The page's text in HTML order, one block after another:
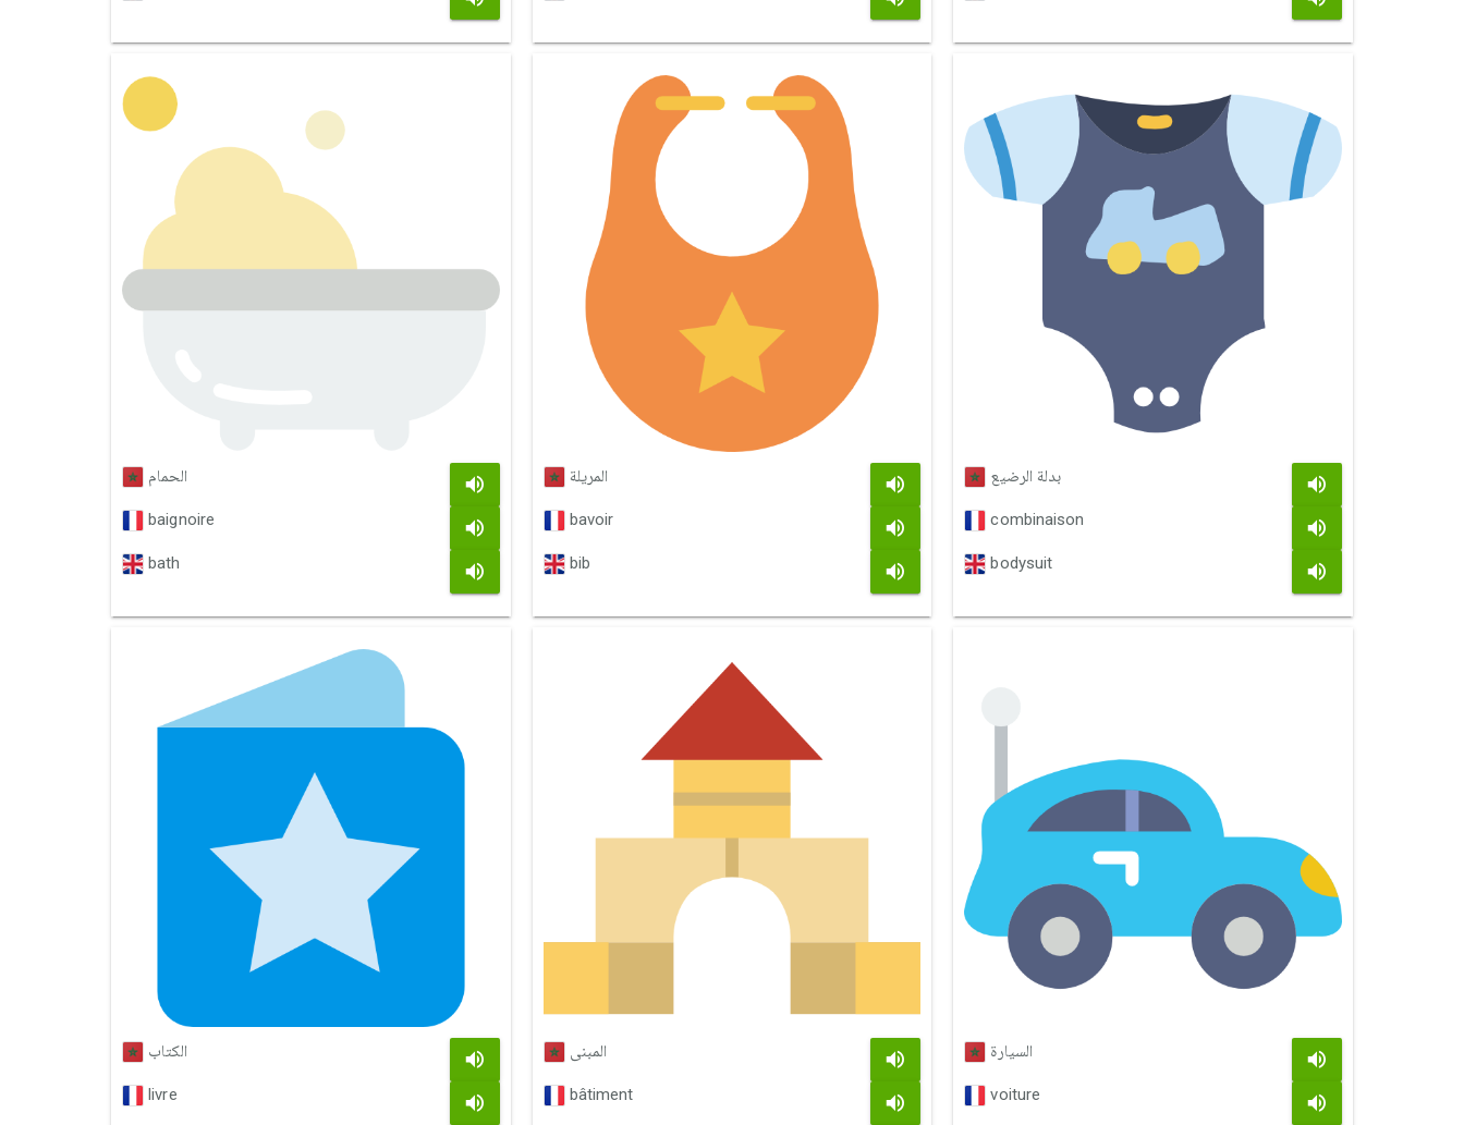
الحمام
baignoire
bath
المريلة
bavoir
bib
بدلة الرضيع
combinaison
bodysuit
الكتاب
livre
المبنى
bâtiment
السيارة
voiture